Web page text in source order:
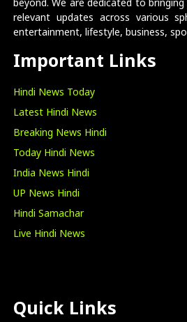
beyond. We are dedicated to
relevant updates across various
entertainment, lifestyle, business,
Important Links
Hindi News Today
Latest Hindi News
Breaking News Hindi
Today Hindi News
India News Hindi
UP News Hindi
Hindi Samachar
Live Hindi News
Quick Links